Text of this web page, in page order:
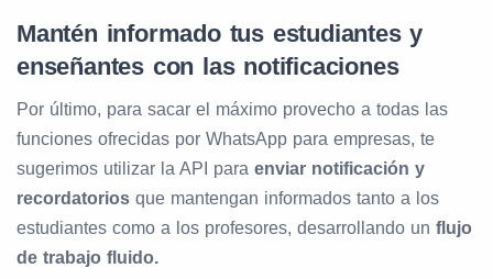
Mantén informado tus estudiantes y
enseñantes con las notificaciones
Por último, para sacar el máximo provecho a todas las
funciones ofrecidas por WhatsApp para empresas, te
sugerimos utilizar la API para enviar notificación y
recordatorios que mantengan informados tanto a los
estudiantes como a los profesores, desarrollando un flujo
de trabajo fluido.